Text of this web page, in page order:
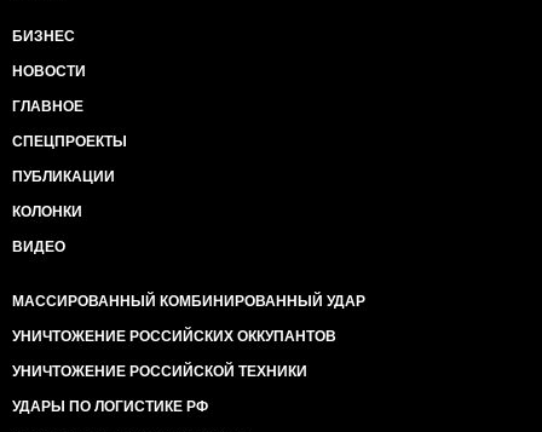
БИЗНЕС
НОВОСТИ
ГЛАВНОЕ
СПЕЦПРОЕКТЫ
ПУБЛИКАЦИИ
КОЛОНКИ
ВИДЕО
МАССИРОВАННЫЙ КОМБИНИРОВАННЫЙ УДАР
УНИЧТОЖЕНИЕ РОССИЙСКИХ ОККУПАНТОВ
УНИЧТОЖЕНИЕ РОССИЙСКОЙ ТЕХНИКИ
УДАРЫ ПО ЛОГИСТИКЕ РФ